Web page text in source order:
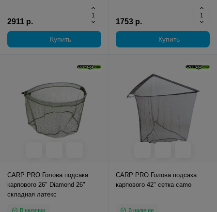
2911 р.
Купить
1753 р.
Купить
CARP PRO Голова подсака
карпового 26" Diamond 26"
складная латекс
В наличии
CARP PRO Голова подсака
карпового 42" сетка camo
В наличии